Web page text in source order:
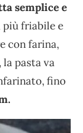
semplice e
più friabile e
con farina,
pasta va
fino